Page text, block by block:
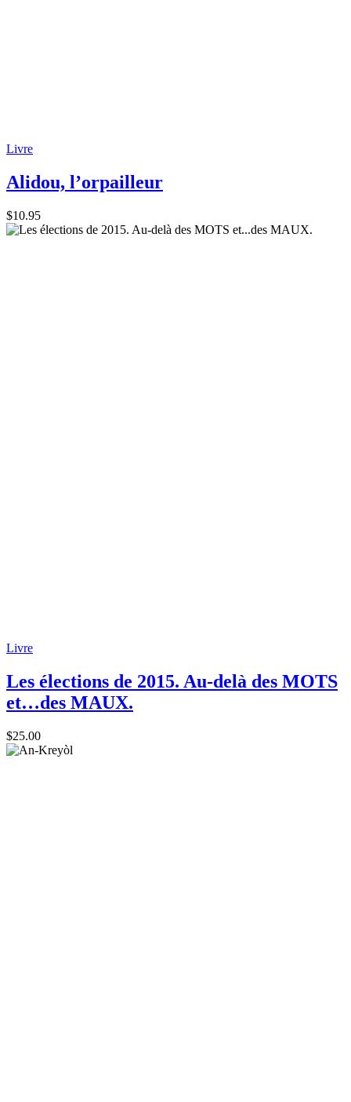
Livre
Alidou, l’orpailleur
$10.95
Livre
Les élections de 2015. Au-delà des MOTS
et…des MAUX.
$25.00